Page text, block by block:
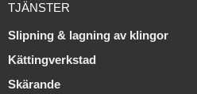
TJÄNSTER
Slipning & lagning av klingor
Kättingverkstad
Skärande